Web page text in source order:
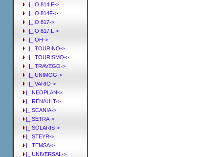
|_ O 814 F->
|_ O 814F->
|_ O 817->
|_ O 817 L->
|_ OH->
|_ TOURINO->
|_ TOURISMO->
|_ TRAVEGO->
|_ UNIMOG->
|_ VARIO->
|_ NEOPLAN->
|_ RENAULT->
|_ SCANIA->
|_ SETRA->
|_ SOLARIS->
|_ STEYR->
|_ TEMSA->
|_ UNIVERSAL->